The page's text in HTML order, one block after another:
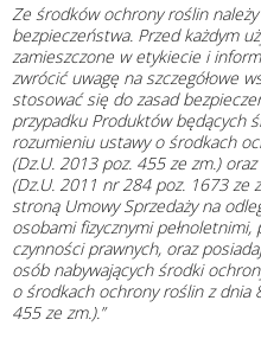
Ze środków ochrony roślin
bezpieczeństwa. Przed każdym
zamieszczone w etykiecie i
zwrócić uwagę na szczegółowe
stosować się do zasad
przypadku Produktów będących
rozumieniu ustawy o środkach
(Dz.U. 2013 poz. 455 ze zm.)
(Dz.U. 2011 nr 284 poz. 1673 ze
stroną Umowy Sprzedaży na
osobami fizycznymi
czynności prawnych, oraz
osób nabywających środki
o środkach ochrony roślin z dnia
455 ze zm.).”